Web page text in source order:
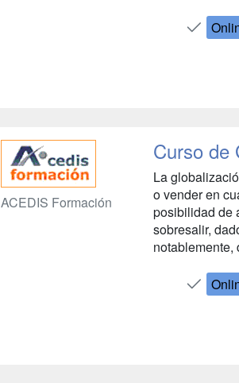
ACEDIS Formación
Curso de
La
o vender en
posibilidad de
sobresalir,
notablemente,